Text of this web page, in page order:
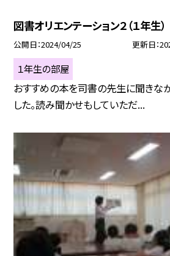
図書オリエンテーション２（１年生）
公開日 2024/04/25 更新日
１年生の部屋
おすすめの本を司書の先生に聞きな
した。読み聞かせもしていただ...